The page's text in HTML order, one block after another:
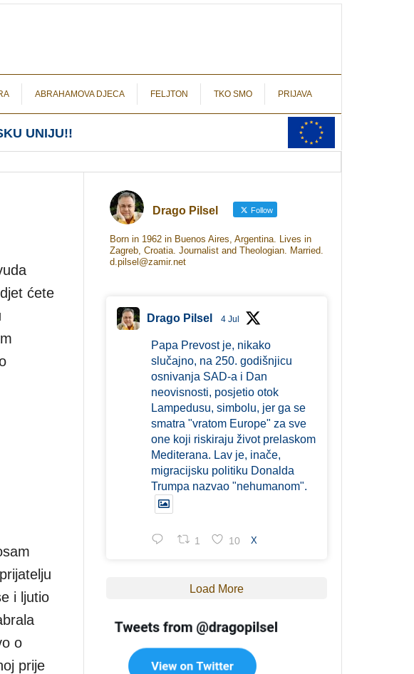
ABRAHAMOVA DJECA FELJTON TKO SMO PRIJAVA
UNIJU!!
ćete
i ljutio
o
prije
Drago Pilsel Follow
Born in 1962 in Buenos Aires, Argentina. Lives in
Zagreb, Croatia. Journalist and Theologian. Married.
d.pilsel@zamir.net
Drago Pilsel 4 Jul
Papa Prevost je, nikako
slučajno, na 250. godišnjicu
osnivanja SAD-a i Dan
neovisnosti, posjetio otok
Lampedusu, simbolu, jer ga se
smatra "vratom Europe" za sve
one koji riskiraju život prelaskom
Mediterana. Lav je, inače,
migracijsku politiku Donalda
Trumpa nazvao "nehumanom".
1 10 X
Load More